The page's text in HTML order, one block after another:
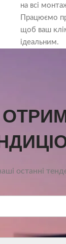
на всі
Працюємо
щоб ваш
ідеальним.
останні